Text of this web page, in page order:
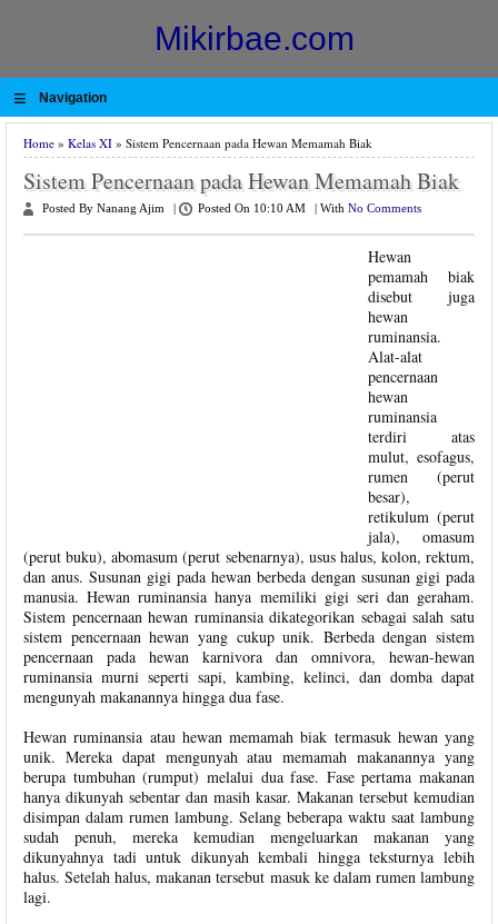
Mikirbae.com
≡ Navigation
Home » Kelas XI » Sistem Pencernaan pada Hewan Memamah Biak
Sistem Pencernaan pada Hewan Memamah Biak
Posted By Nanang Ajim Posted On 10:10 AM With No Comments
Hewan
pemamah biak
disebut juga
hewan
ruminansia.
Alat-alat
pencernaan
hewan
ruminansia
terdiri atas
mulut, esofagus,
rumen (perut
besar),
retikulum (perut
jala), omasum
(perut buku), abomasum (perut sebenarnya), usus halus, kolon, rektum,
dan anus. Susunan gigi pada hewan berbeda dengan susunan gigi pada
manusia. Hewan ruminansia hanya memiliki gigi seri dan geraham.
Sistem pencernaan hewan ruminansia dikategorikan sebagai salah satu
sistem pencernaan hewan yang cukup unik. Berbeda dengan sistem
pencernaan pada hewan karnivora dan omnivora, hewan-hewan
ruminansia murni seperti sapi, kambing, kelinci, dan domba dapat
mengunyah makanannya hingga dua fase.
Hewan ruminansia atau hewan memamah biak termasuk hewan yang
unik. Mereka dapat mengunyah atau memamah makanannya yang
berupa tumbuhan (rumput) melalui dua fase. Fase pertama makanan
hanya dikunyah sebentar dan masih kasar. Makanan tersebut kemudian
disimpan dalam rumen lambung. Selang beberapa waktu saat lambung
sudah penuh, mereka kemudian mengeluarkan makanan yang
dikunyahnya tadi untuk dikunyah kembali hingga teksturnya lebih
halus. Setelah halus, makanan tersebut masuk ke dalam rumen lambung
lagi.